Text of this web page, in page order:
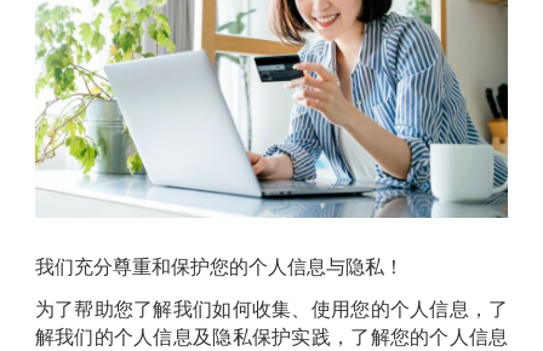
我们充分尊重和保护您的个人信息与隐私！
为了帮助您了解我们如何收集、使用您的个人信息，了
解我们的个人信息及隐私保护实践，了解您的个人信息